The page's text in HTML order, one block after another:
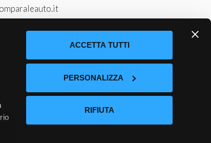
ACCETTA TUTTI
PERSONALIZZA
RIFIUTA